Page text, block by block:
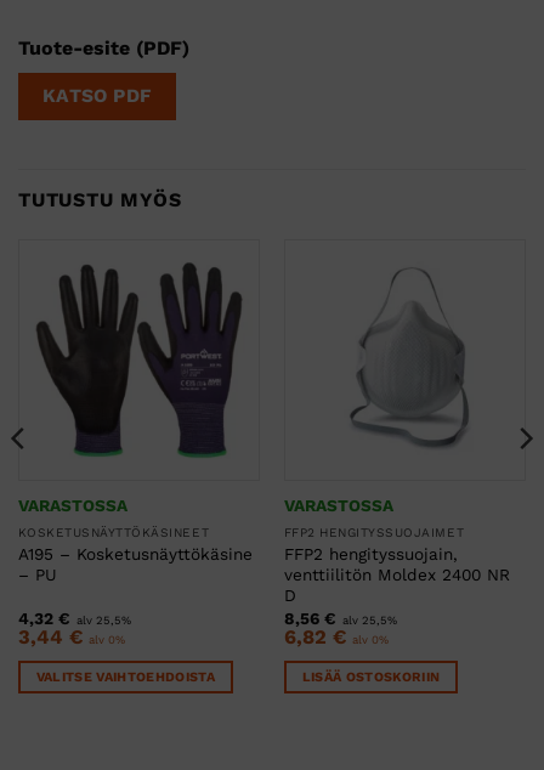
Tuote-esite (PDF)
KATSO PDF
TUTUSTU MYÖS
VARASTOSSA
KOSKETUSNÄYTTÖKÄSINEET
A195 – Kosketusnäyttökäsine
– PU
4,32 € alv 25,5%
3,44 € alv 0%
VALITSE VAIHTOEHDOISTA
VARASTOSSA
FFP2 HENGITYSSUOJAIMET
FFP2 hengityssuojain,
venttiilitön Moldex 2400 NR
D
8,56 € alv 25,5%
6,82 € alv 0%
LISÄÄ OSTOSKORIIN